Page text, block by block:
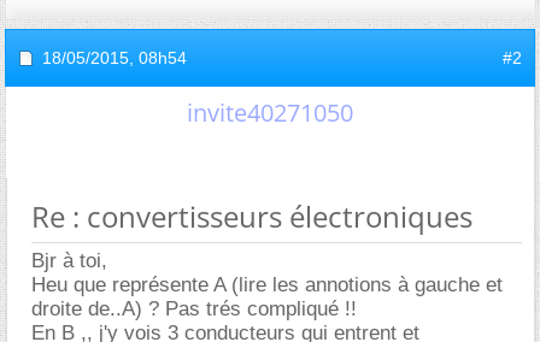
18/05/2015, 08h54 #2
invite40271050
Re : convertisseurs électroniques
Bjr à toi,
Heu que représente A (lire les annotions à gauche et
droite de..A) ? Pas trés compliqué !!
En B ,, j'y vois 3 conducteurs qui entrent et